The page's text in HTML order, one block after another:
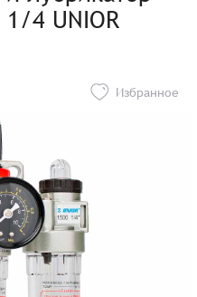
4 UNIOR
Избранное